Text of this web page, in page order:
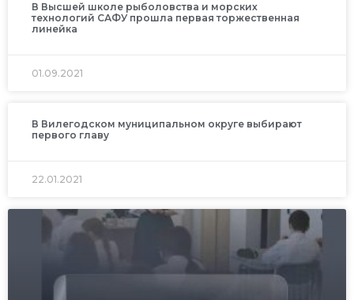
В Высшей школе рыболовства и морских
технологий САФУ прошла первая торжественная
линейка
01.09.2021
В Вилегодском муниципальном округе выбирают
первого главу
22.01.2021